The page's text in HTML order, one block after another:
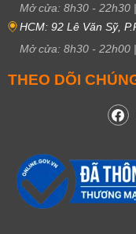
Mở cửa: 8h30 - 22h30 |
HCM: 92 Lê Văn Sỹ,
Mở cửa: 8h30 - 22h00 |
THEO DÕI